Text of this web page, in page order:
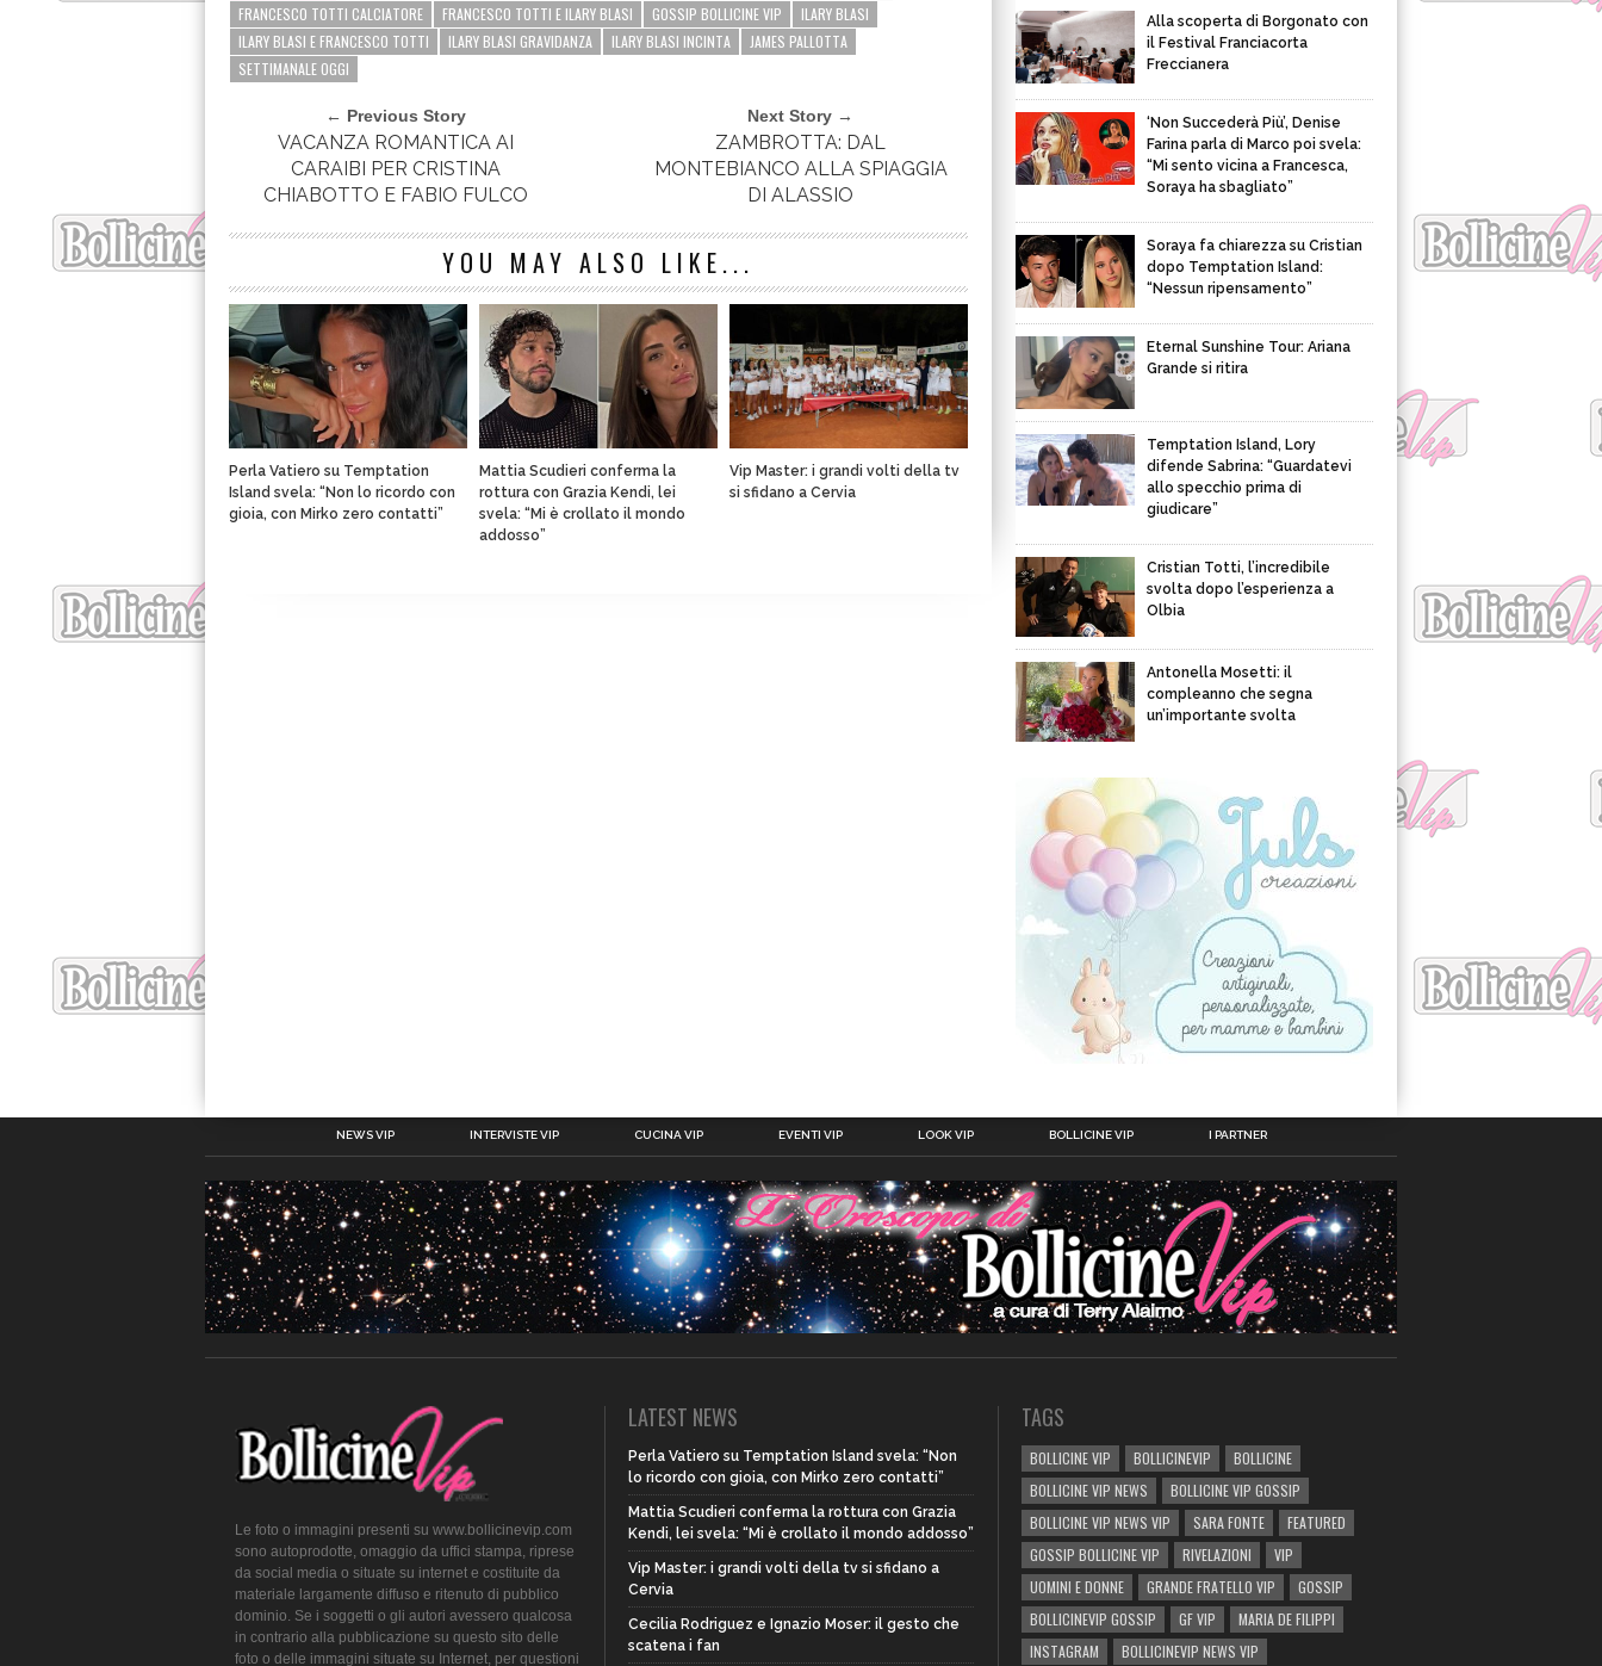
FRANCESCO TOTTI CALCIATORE
FRANCESCO TOTTI E ILARY BLASI GOSSIP BOLLICINE VIP
ILARY BLASI
ILARY BLASI E FRANCESCO TOTTI
ILARY BLASI GRAVIDANZA ILARY BLASI INCINTA
JAMES PALLOTTA
SETTIMANALE OGGI
← Previous Story
VACANZA ROMANTICA AI
CARAIBI PER CRISTINA
CHIABOTTO E FABIO FULCO
Next Story →
ZAMBROTTA: DAL
MONTEBIANCO ALLA SPIAGGIA
DI ALASSIO
YOU MAY ALSO LIKE...
Perla Vatiero su Temptation
Island svela: “Non lo ricordo con
gioia, con Mirko zero contatti”
Mattia Scudieri conferma la
rottura con Grazia Kendi, lei
svela: “Mi è crollato il mondo
addosso”
Vip Master: i grandi volti della tv
si sfidano a Cervia
Alla scoperta di Borgonato con
il Festival Franciacorta
Freccianera
‘Non Succederà Più’, Denise
Farina parla di Marco poi svela:
“Mi sento vicina a Francesca,
Soraya ha sbagliato”
Soraya fa chiarezza su Cristian
dopo Temptation Island:
“Nessun ripensamento”
Eternal Sunshine Tour: Ariana
Grande si ritira
Temptation Island, Lory
difende Sabrina: “Guardatevi
allo specchio prima di
giudicare”
Cristian Totti, l’incredibile
svolta dopo l’esperienza a
Olbia
Antonella Mosetti: il
compleanno che segna
un’importante svolta
NEWS VIP INTERVISTE VIP CUCINA VIP EVENTI VIP LOOK VIP BOLLICINE VIP I PARTNER
Le foto o immagini presenti su www.bollicinevip.com
sono autoprodotte, omaggio da uffici stampa, riprese
da social media o situate su internet e costituite da
materiale largamente diffuso e ritenuto di pubblico
dominio. Se i soggetti o gli autori avessero qualcosa
in contrario alla pubblicazione su questo sito delle
foto o delle immagini situate su Internet, per questioni
LATEST NEWS
Perla Vatiero su Temptation Island svela: “Non
lo ricordo con gioia, con Mirko zero contatti”
Mattia Scudieri conferma la rottura con Grazia
Kendi, lei svela: “Mi è crollato il mondo addosso”
Vip Master: i grandi volti della tv si sfidano a
Cervia
Cecilia Rodriguez e Ignazio Moser: il gesto che
scatena i fan
TAGS
BOLLICINE VIP BOLLICINEVIP
BOLLICINE
BOLLICINE VIP NEWS
BOLLICINE VIP GOSSIP
BOLLICINE VIP NEWS VIP
SARA FONTE
FEATURED
GOSSIP BOLLICINE VIP
RIVELAZIONI
VIP
UOMINI E DONNE
GRANDE FRATELLO VIP
GOSSIP
BOLLICINEVIP GOSSIP
GF VIP
MARIA DE FILIPPI
INSTAGRAM
BOLLICINEVIP NEWS VIP